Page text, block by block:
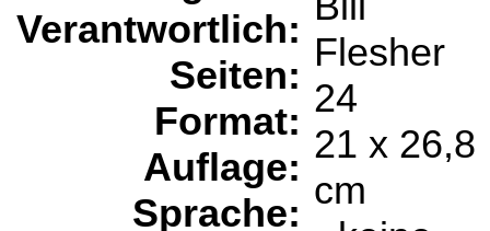
Verantwortlich:
Seiten:
Format:
Auflage:
Sprache:
Flesher
24
21 x 26,8
cm